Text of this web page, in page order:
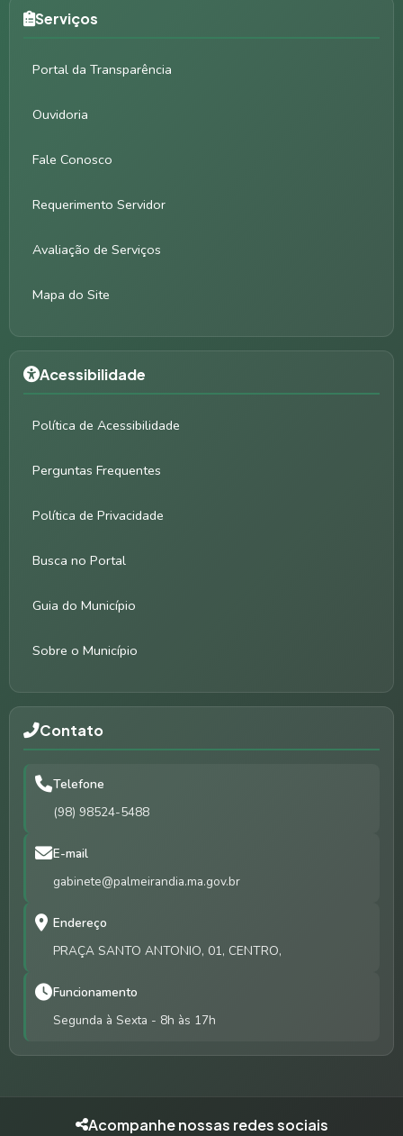
Serviços
Portal da Transparência
Ouvidoria
Fale Conosco
Requerimento Servidor
Avaliação de Serviços
Mapa do Site
Acessibilidade
Política de Acessibilidade
Perguntas Frequentes
Política de Privacidade
Busca no Portal
Guia do Município
Sobre o Município
Contato
Telefone
(98) 98524-5488
E-mail
gabinete@palmeirandia.ma.gov.br
Endereço
PRAÇA SANTO ANTONIO, 01, CENTRO,
Funcionamento
Segunda à Sexta - 8h às 17h
Acompanhe nossas redes sociais